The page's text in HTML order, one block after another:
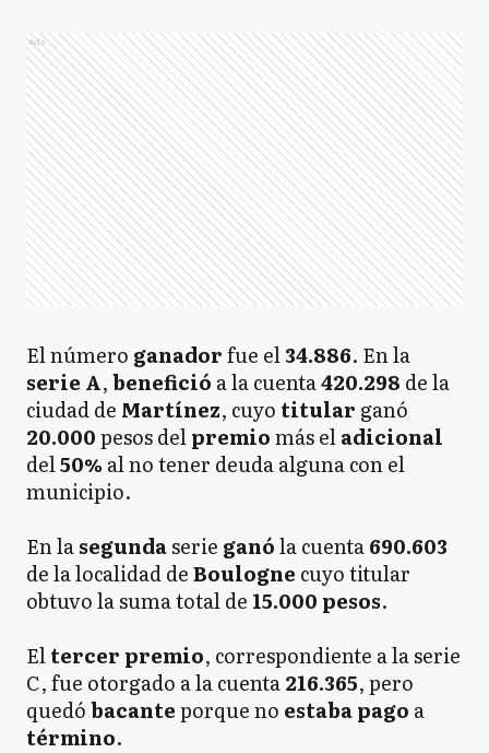
Ads
El número ganadorfue el34.886. En la
serie A,benefició a la cuenta420.298 de la
ciudad de Martínez, cuyo titular ganó
20.000pesos delpremiomás eladicional
del50%al no tener deuda alguna con el
municipio.
En lasegundaserie ganóla cuenta690.603
de la localidad deBoulogne cuyo titular
obtuvo la suma total de 15.000 pesos.
Eltercer premio, correspondiente a la serie
C, fue otorgado a la cuenta216.365, pero
quedóbacanteporque no estabapago a
término.